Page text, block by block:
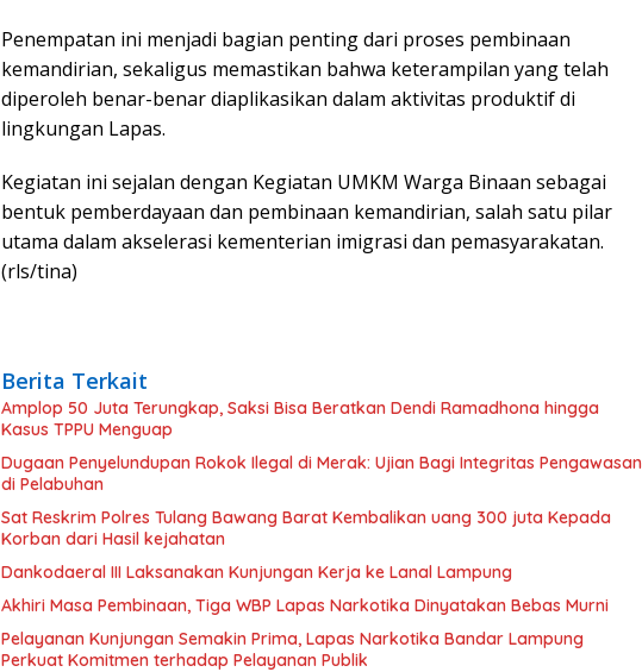
Penempatan ini menjadi bagian penting dari proses pembinaan
kemandirian, sekaligus memastikan bahwa keterampilan yang telah
diperoleh benar-benar diaplikasikan dalam aktivitas produktif di
lingkungan Lapas.
Kegiatan ini sejalan dengan Kegiatan UMKM Warga Binaan sebagai
bentuk pemberdayaan dan pembinaan kemandirian, salah satu pilar
utama dalam akselerasi kementerian imigrasi dan pemasyarakatan.
(rls/tina)
Berita Terkait
Amplop 50 Juta Terungkap, Saksi Bisa Beratkan Dendi Ramadhona hingga
Kasus TPPU Menguap
Dugaan Penyelundupan Rokok Ilegal di Merak: Ujian Bagi Integritas Pengawasan
di Pelabuhan
Sat Reskrim Polres Tulang Bawang Barat Kembalikan uang 300 juta Kepada
Korban dari Hasil kejahatan
Dankodaeral III Laksanakan Kunjungan Kerja ke Lanal Lampung
Akhiri Masa Pembinaan, Tiga WBP Lapas Narkotika Dinyatakan Bebas Murni
Pelayanan Kunjungan Semakin Prima, Lapas Narkotika Bandar Lampung
Perkuat Komitmen terhadap Pelayanan Publik